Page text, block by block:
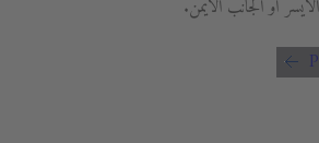
أو الجانب الأيمن.